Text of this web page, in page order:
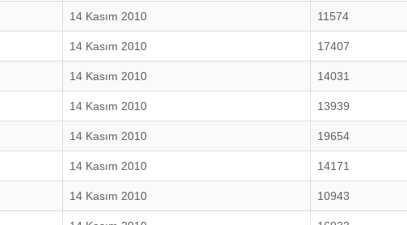
14 Kasım 2010 11574
14 Kasım 2010 17407
14 Kasım 2010 14031
14 Kasım 2010 13939
14 Kasım 2010 19654
14 Kasım 2010 14171
14 Kasım 2010 10943